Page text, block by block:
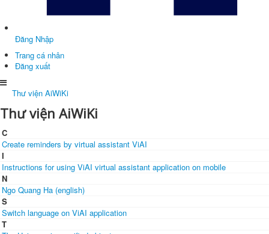
Đăng Nhập
Trang cá nhân
Đăng xuất
Thư viện AiWiKi
Thư viện AiWiKi
C
Create reminders by virtual assistant ViAI
I
Instructions for using ViAI virtual assistant application on mobile
N
Ngo Quang Ha (english)
S
Switch language on ViAI application
T